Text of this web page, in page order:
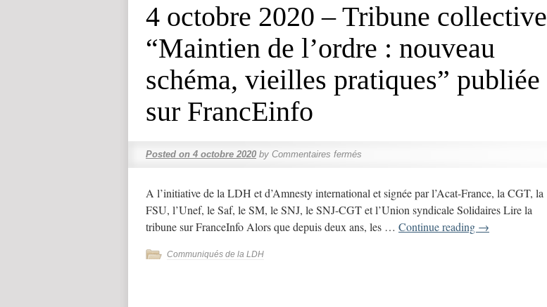
4 octobre 2020 – Tribune collective
“Maintien de l’ordre : nouveau
schéma, vieilles pratiques” publiée
sur FrancEinfo
Posted on 4 octobre 2020 by Commentaires fermés
A l’initiative de la LDH et d’Amnesty international et signée par l’Acat-France, la CGT, la
FSU, l’Unef, le Saf, le SM, le SNJ, le SNJ-CGT et l’Union syndicale Solidaires Lire la
tribune sur FranceInfo Alors que depuis deux ans, les … Continue reading →
Communiqués de la LDH